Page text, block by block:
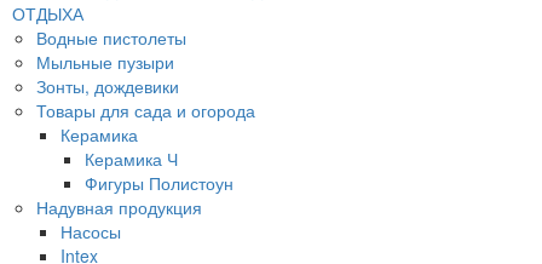
ОТДЫХА
Водные пистолеты
Мыльные пузыри
Зонты, дождевики
Товары для сада и огорода
Керамика
Керамика Ч
Фигуры Полистоун
Надувная продукция
Насосы
Intex